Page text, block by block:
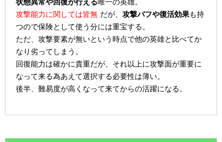
攻撃能力に関しては皆無 だが、攻撃バフや復活効果も持
つので保険として使う分には重宝する。
ただ、攻撃要素が無いという時点で他の英雄と比べてか
なり劣ってしまう。
回復能力は確かに貴重だが、それ以上に攻撃面が重要に
なって来る為あえて選択する必要性は薄い。
後半、難易度が高くなって来てからの活躍になる。